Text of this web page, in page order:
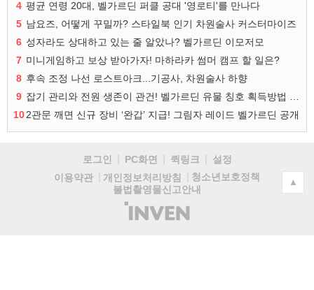
4 평균 연령 20대, 벨가르딘 퍼클 공대 '영로티'를 만나다
5 남요즈, 어떻게 꾸밀까? 스타일북 인기 차원술사 커스터마이즈
6 성자라도 상대하고 있는 줄 알았나? 벨가르딘 이모저모
7 미니게임하고 보상 받아가자! 마하라카 썸머 캠프 할 일은?
8 후속 조정 나선 로스트아크...기공사, 차원술사 하향
9
102관문 깨면 신규 장비 ‘완갑’ 지급! 그림자 레이드 벨가르딘 공개
로그인 PC화면 퀵링크
설정
이용약관
개인정보처리방침
청소년보호정책
불법촬영물신고안내
(주)
인
▲